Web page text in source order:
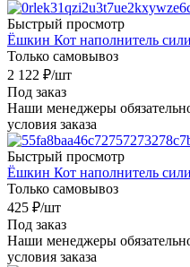
Быстрый просмотр
Ёшкин Кот наполнитель
Только самовывоз
2 122 ₽/шт
Под заказ
Наши менеджеры
условия заказа
Быстрый просмотр
Ёшкин Кот наполнитель
Только самовывоз
425 ₽/шт
Под заказ
Наши менеджеры
условия заказа